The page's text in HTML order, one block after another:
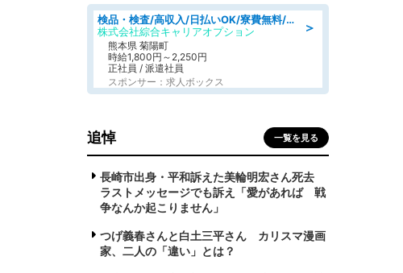
＞
検品・検査/高収入/日払いOK/寮費無料/日勤/20・30・40代活躍中
株式会社綜合キャリアオプション
熊本県 菊陽町
時給1,800円～2,250円
正社員 / 派遣社員
スポンサー：求人ボックス
追悼 一覧を見る
長崎市出身・平和訴えた美輪明宏さん死去
ラストメッセージでも訴え「愛があれば 戦
争なんか起こりません」
つげ義春さんと白土三平さん カリスマ漫画
家、二人の「違い」とは？